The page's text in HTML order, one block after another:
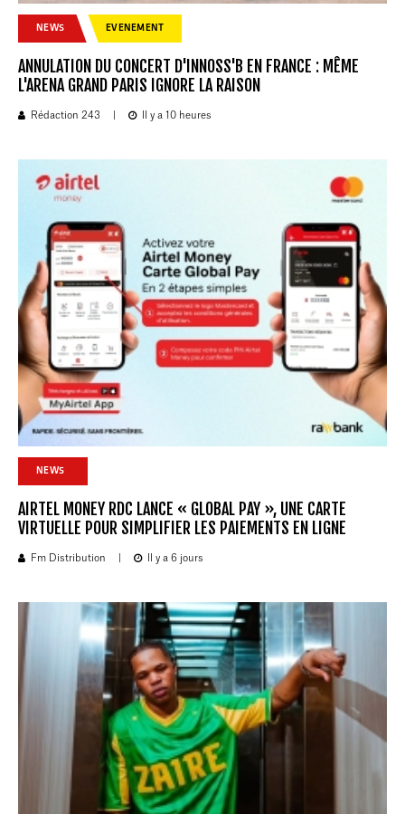
NEWS EVENEMENT
ANNULATION DU CONCERT D'INNOSS'B EN FRANCE : MÊME
L'ARENA GRAND PARIS IGNORE LA RAISON
Rédaction 243 Il y a 10 heures
NEWS
AIRTEL MONEY RDC LANCE « GLOBAL PAY », UNE CARTE
VIRTUELLE POUR SIMPLIFIER LES PAIEMENTS EN LIGNE
Fm Distribution Il y a 6 jours